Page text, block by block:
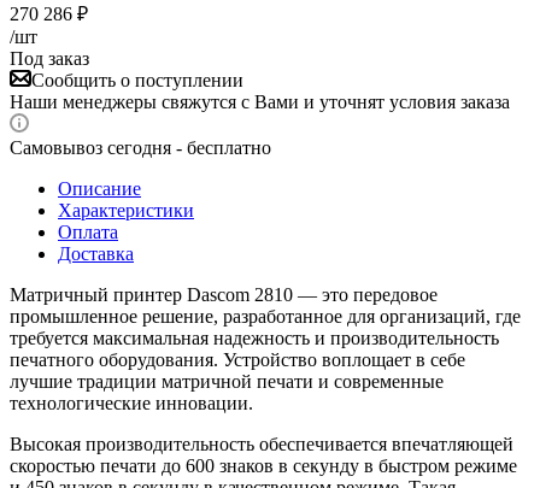
270 286 ₽
/шт
Под заказ
Сообщить о поступлении
Наши менеджеры свяжутся с Вами и уточнят условия заказа
Самовывоз сегодня - бесплатно
Описание
Характеристики
Оплата
Доставка
Матричный принтер Dascom 2810 — это передовое
промышленное решение, разработанное для организаций, где
требуется максимальная надежность и производительность
печатного оборудования. Устройство воплощает в себе
лучшие традиции матричной печати и современные
технологические инновации.
Высокая производительность обеспечивается впечатляющей
скоростью печати до 600 знаков в секунду в быстром режиме